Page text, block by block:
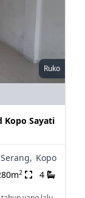
Ruko
Kopo Sayati
Kopo
2 4